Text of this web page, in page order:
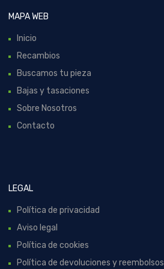
MAPA WEB
Inicio
Recambios
Buscamos tu pieza
Bajas y tasaciones
Sobre Nosotros
Contacto
LEGAL
Política de privacidad
Aviso legal
Política de cookies
Política de devoluciones y reembolsos